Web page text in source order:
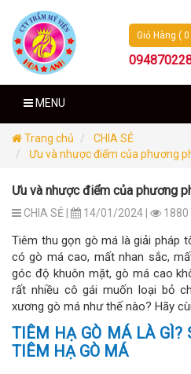
Giỏ Hàng ( 0
MENU
Trang chủ
CHIA SẺ
Ưu và nhược điểm của phương
Ưu và nhược điểm của phương
CHIA SẺ | 14/01/2024 | 1880
Tiêm thu gọn gò má là giải pháp
có gò má cao, mất nhan sắc,
góc độ khuôn mặt, gò má cao
rất nhiều cô gái muốn loại bỏ
xương gò má như thế nào? Hãy
TIÊM HẠ GÒ MÁ LÀ GÌ?
TIÊM HẠ GÒ MÁ